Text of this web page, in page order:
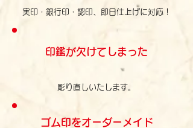
実印・銀行印・認印、即日仕上げに対応！
印鑑が欠けてしまった
彫り直しいたします。
ゴム印をオーダーメイド